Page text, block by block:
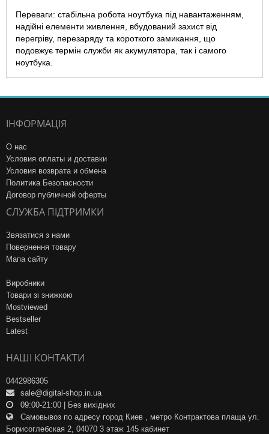
Переваги: стабільна робота ноутбука під навантаженням,
надійні елементи живлення, вбудований захист від
перегріву, перезаряду та короткого замикання, що
подовжує термін служби як акумулятора, так і самого
ноутбука.
ІНФОРМАЦІЯ
О нас
Условия оплаты и доставки
Условия возврата и обмена
Политика Безопасности
Договор публичной оферты
СЛУЖБА ПІДТРИМКИ
Звязатися з нами
Повернення товару
Мапа сайту
Виробники
Товари зі знижкою
Mostviewed
Bestseller
Latest
НАШІ КОНТАКТИ
0442986305
sale@digital-shop.in.ua
09:00-21:00 | Без вихідних
Самовывоз по адресу город Киев , метро Контрактова плаща ул.
Борисоглебская 2, 04070 3 этаж 145 кабинет